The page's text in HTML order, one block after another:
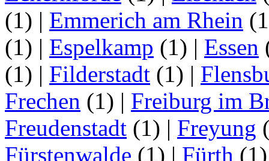
(1) | Emmerich am Rhein
(1) | Espelkamp (1) | Essen
(1) | Filderstadt (1) |
Frechen (1) | Freiburg im
Freudenstadt (1) | Freyung
Fürstenwalde (1) | Fürth